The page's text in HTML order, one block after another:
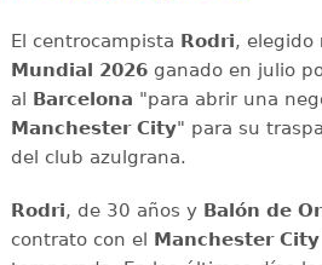
El centrocampista Rodri, elegido
Mundial 2026ganado en julio
al
Barcelona "para abrir una
Manchester City" para su
del club azulgrana.
Rodri, de 30 años y Balón de
contrato con el
Manchester City